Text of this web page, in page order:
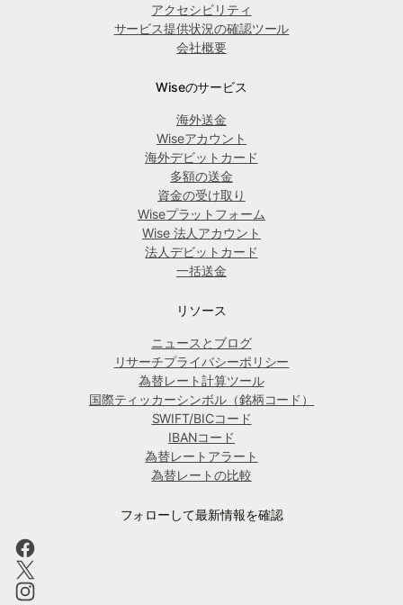
アクセシビリティ
サービス提供状況の確認ツール
会社概要
Wiseのサービス
海外送金
Wiseアカウント
海外デビットカード
多額の送金
資金の受け取り
Wiseプラットフォーム
Wise 法人アカウント
法人デビットカード
一括送金
リソース
ニュースとブログ
リサーチプライバシーポリシー
為替レート計算ツール
国際ティッカーシンボル（銘柄コード）
SWIFT/BICコード
IBANコード
為替レートアラート
為替レートの比較
フォローして最新情報を確認